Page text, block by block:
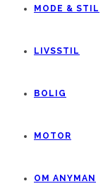
MODE & STIL
LIVSSTIL
BOLIG
MOTOR
OM ANYMAN